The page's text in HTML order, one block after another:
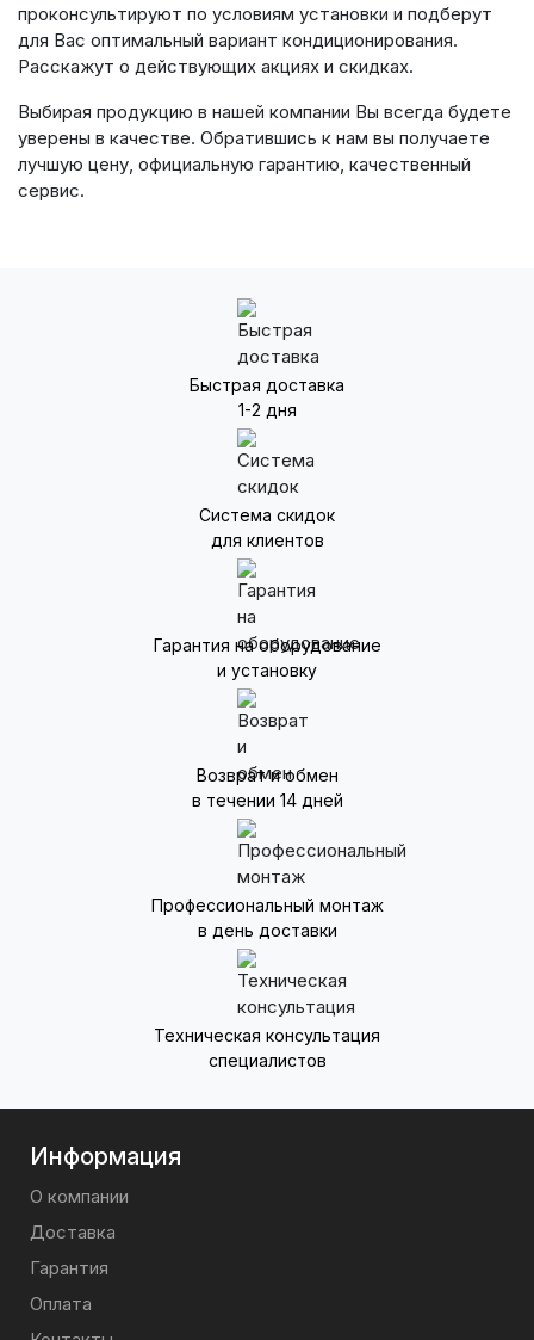
проконсультируют по условиям установки и подберут
для Вас оптимальный вариант кондиционирования.
Расскажут о действующих акциях и скидках.
Выбирая продукцию в нашей компании Вы всегда будете
уверены в качестве. Обратившись к нам вы получаете
лучшую цену, официальную гарантию, качественный
сервис.
Быстрая доставка
1-2 дня
Система скидок
для клиентов
Гарантия на оборудование
и установку
Возврат и обмен
в течении 14 дней
Профессиональный монтаж
в день доставки
Техническая консультация
специалистов
Информация
О компании
Доставка
Гарантия
Оплата